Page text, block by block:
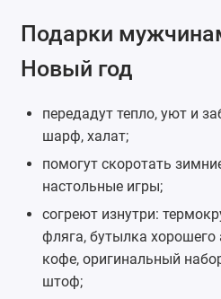
Подарки
Новый год
передадут тепло, уют и
шарф, халат;
помогут скоротать
настольные игры;
согреют изнутри:
фляга, бутылка
кофе, оригинальный
штоф;